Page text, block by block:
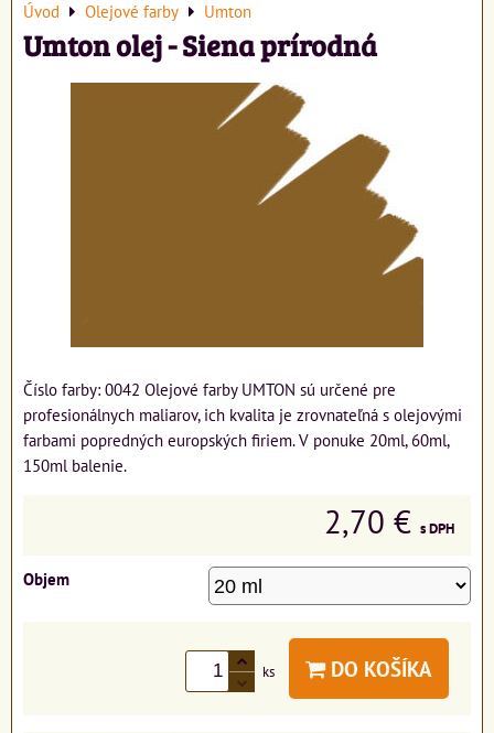
Úvod Olejové farby Umton
Umton olej - Siena prírodná
Číslo farby: 0042 Olejové farby UMTON sú určené pre
profesionálnych maliarov, ich kvalita je zrovnateľná s olejovými
farbami popredných europských firiem. V ponuke 20ml, 60ml,
150ml balenie.
2,70 € s DPH
Objem
ks DO KOŠÍKA